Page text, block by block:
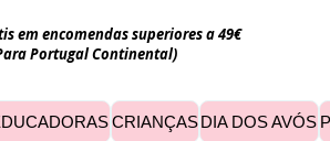
em encomendas superiores a 49€
Portugal Continental)
CRIANÇASDIA DOS AVÓS